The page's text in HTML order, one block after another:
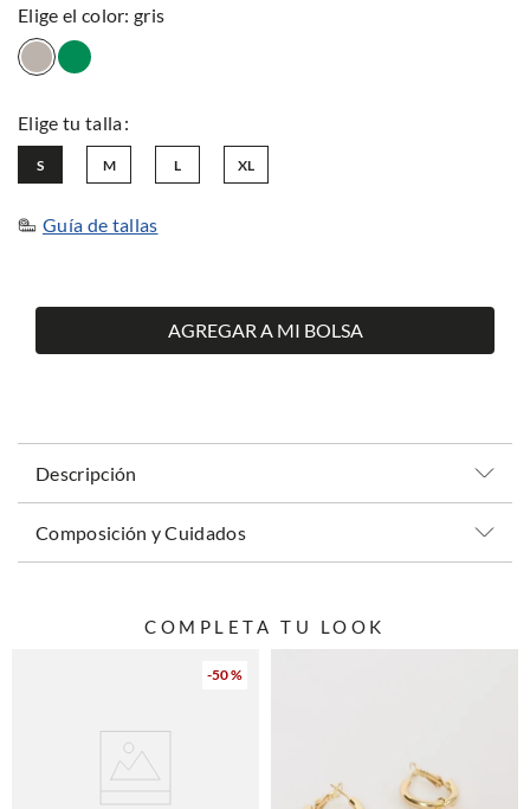
: gris
L
M
S XL
Guía de tallas
AGREGAR A MI BOLSA
Descripción
Composición y Cuidados
COMPLETA TU LOOK
-50 %